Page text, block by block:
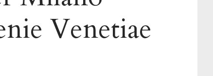
Venetiae